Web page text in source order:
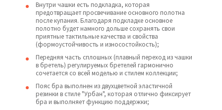
Внутри чашки есть подкладка, которая
предотвращает просвечивание основного полотна
после купания. Благодаря подкладке основное
полотно будет намного дольше сохранять свои
приятные тактильные качества и свойства
(формоустойчивость и износостойкость);
Передняя часть сплошных (плавный переход из чашки
в бретель) регулируемых бретелей гармонично
сочетается со всей моделью и стилем коллекции;
Пояс бра выполнен из двухцветной эластичной
резинки в стиле "Урбан", которая отлично фиксирует
бра и выполняет функцию поддержки;